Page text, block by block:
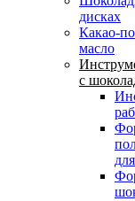
дисках
Какао-
масло
с